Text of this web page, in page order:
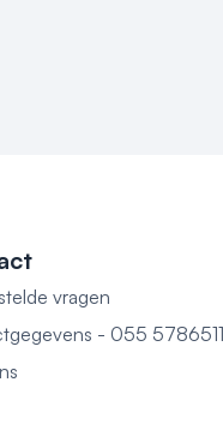
vragen
- 055 5786511